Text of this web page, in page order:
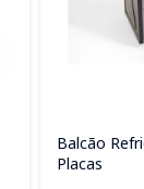
Balcão
Placas